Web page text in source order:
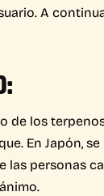
A
de los
En Japón,
las personas